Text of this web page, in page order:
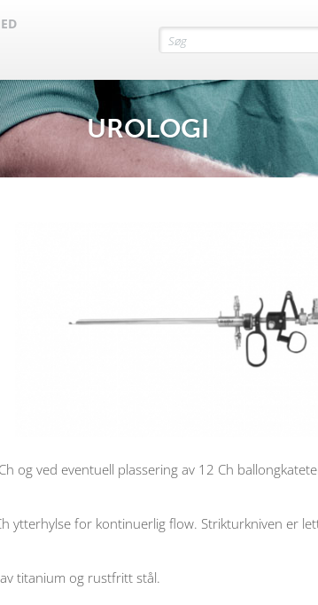
UROLOGI
og ved eventuell plassering av 12 Ch
ytterhylse for kontinuerlig flow. Strikturkniven er
titanium og rustfritt stål.